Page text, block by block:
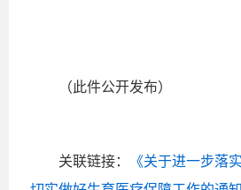
（此件公开发布）
关联链接：
《关于进一步落